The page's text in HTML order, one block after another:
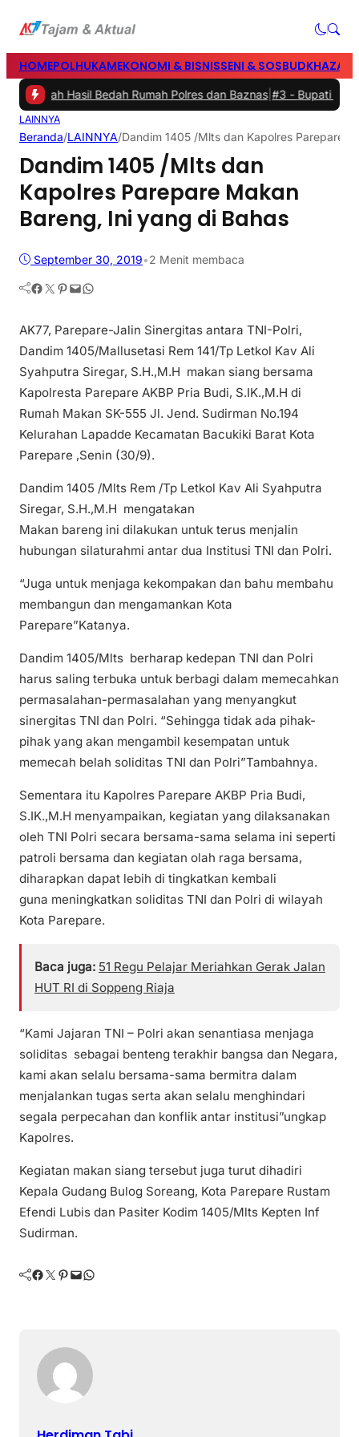
HOMEPOLHUKAMEKONOMI & BISNISSENI & SOSBUD
Hasil Bedah Rumah Polres dan Baznas|#3 -Bupati Barru
LAINNYA
Beranda/LAINNYA/Dandim 1405 /Mlts dan Kapolres Parepare
Dandim 1405 /Mlts dan
Kapolres Parepare Makan
Bareng, Ini yang di Bahas
September 30, 2019•2 Menit membaca
Facebook Twitter Pinterest Mail WhatsApp
AK77, Parepare-Jalin Sinergitas antara TNI-Polri,
Dandim 1405/Mallusetasi Rem 141/Tp Letkol Kav Ali
Syahputra Siregar, S.H.,M.H makan siang bersama
Kapolresta Parepare AKBP Pria Budi, S.IK.,M.H di
Rumah Makan SK-555 Jl. Jend. Sudirman No.194
Kelurahan Lapadde Kecamatan Bacukiki Barat Kota
Parepare ,Senin (30/9).
Dandim 1405 /Mlts Rem /Tp Letkol Kav Ali Syahputra
Siregar, S.H.,M.H mengatakan
Makan bareng ini dilakukan untuk terus menjalin
hubungan silaturahmi antar dua Institusi TNI dan Polri.
“Juga untuk menjaga kekompakan dan bahu membahu
membangun dan mengamankan Kota
Parepare”Katanya.
Dandim 1405/Mlts berharap kedepan TNI dan Polri
harus saling terbuka untuk berbagi dalam memecahkan
permasalahan-permasalahan yang menyangkut
sinergitas TNI dan Polri. “Sehingga tidak ada pihak-
pihak yang akan mengambil kesempatan untuk
memecah belah soliditas TNI dan Polri”Tambahnya.
Sementara itu Kapolres Parepare AKBP Pria Budi,
S.IK.,M.H menyampaikan, kegiatan yang dilaksanakan
oleh TNI Polri secara bersama-sama selama ini seperti
patroli bersama dan kegiatan olah raga bersama,
diharapkan dapat lebih di tingkatkan kembali
guna meningkatkan soliditas TNI dan Polri di wilayah
Kota Parepare.
Baca juga: 51 Regu Pelajar Meriahkan Gerak Jalan
HUT RI di Soppeng Riaja
“Kami Jajaran TNI – Polri akan senantiasa menjaga
soliditas sebagai benteng terakhir bangsa dan Negara,
kami akan selalu bersama-sama bermitra dalam
menjalankan tugas serta akan selalu menghindari
segala perpecahan dan konflik antar institusi”ungkap
Kapolres.
Kegiatan makan siang tersebut juga turut dihadiri
Kepala Gudang Bulog Soreang, Kota Parepare Rustam
Efendi Lubis dan Pasiter Kodim 1405/Mlts Kepten Inf
Sudirman.
Facebook Twitter Pinterest Mail WhatsApp